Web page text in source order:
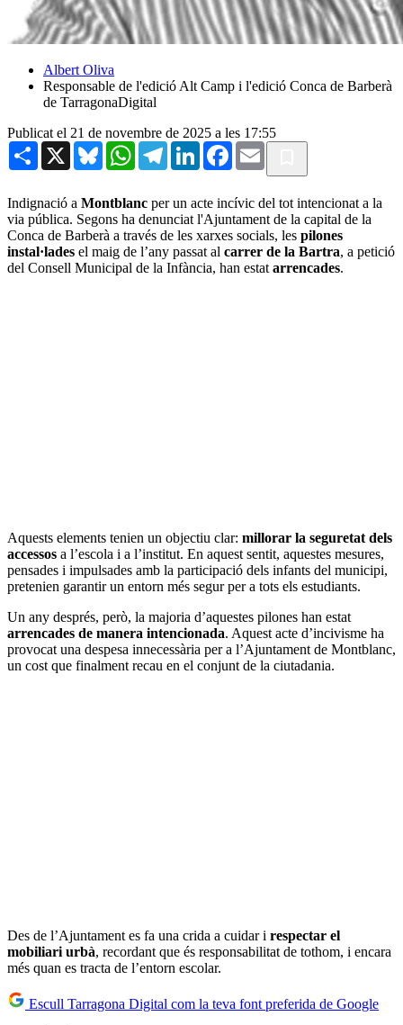
Albert Oliva
Responsable de l'edició Alt Camp i l'edició Conca de Barberà
de TarragonaDigital
Publicat el 21 de novembre de 2025 a les 17:55
Share X BlueskyWhatsAppTelegramLinkedInFacebook
Email
Indignació a Montblanc per un acte incívic del tot intencionat a la
via pública. Segons ha denunciat l'Ajuntament de la capital de la
Conca de Barberà a través de les xarxes socials, les pilones
instal·lades el maig de l’any passat al carrer de la Bartra, a petició
del Consell Municipal de la Infància, han estat arrencades.
Aquests elements tenien un objectiu clar: millorar la seguretat dels
accessos a l’escola i a l’institut. En aquest sentit, aquestes mesures,
pensades i impulsades amb la participació dels infants del municipi,
pretenien garantir un entorn més segur per a tots els estudiants.
Un any després, però, la majoria d’aquestes pilones han estat
arrencades de manera intencionada. Aquest acte d’incivisme ha
provocat una despesa innecessària per a l’Ajuntament de Montblanc,
un cost que finalment recau en el conjunt de la ciutadania.
Des de l’Ajuntament es fa una crida a cuidar i respectar el
mobiliari urbà, recordant que és responsabilitat de tothom, i encara
més quan es tracta de l’entorn escolar.
Escull Tarragona Digital com la teva font preferida de Google